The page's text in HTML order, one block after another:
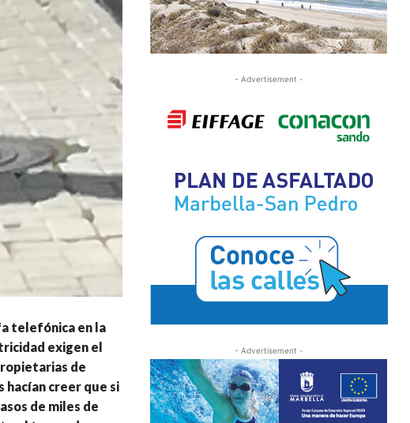
telefónica en la
exigen el
de
creer que si
de miles de
- Advertisement -
- Advertisement -